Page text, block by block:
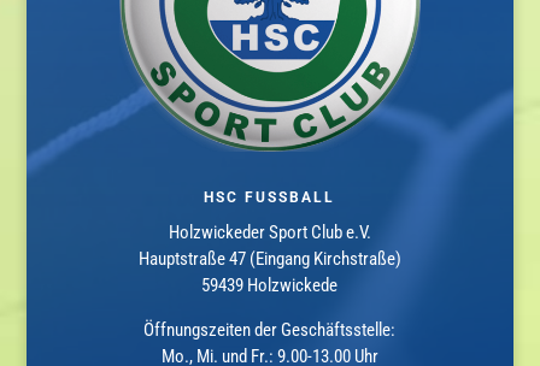
HSC FUSSBALL
Holzwickeder Sport Club e.V.
Hauptstraße 47 (Eingang Kirchstraße)
59439 Holzwickede
Öffnungszeiten der Geschäftsstelle:
Mo., Mi. und Fr.: 9.00-13.00 Uhr